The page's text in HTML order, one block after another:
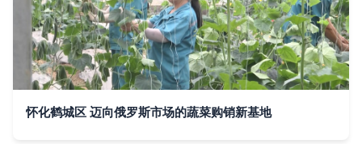
怀化鹤城区 迈向俄罗斯市场的蔬菜购销新基地